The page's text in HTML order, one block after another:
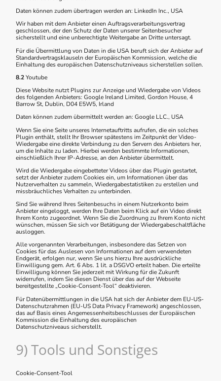
Daten können zudem übertragen werden an: LinkedIn Inc., USA
Wir haben mit dem Anbieter einen Auftragsverarbeitungsvertrag
geschlossen, der den Schutz der Daten unserer Seitenbesucher
sicherstellt und eine unberechtigte Weitergabe an Dritte untersagt.
Für die Übermittlung von Daten in die USA beruft sich der Anbieter auf
Standardvertragsklauseln der Europäischen Kommission, welche die
Einhaltung des europäischen Datenschutzniveaus sicherstellen sollen.
8.2Youtube
Diese Website nutzt Plugins zur Anzeige und Wiedergabe von Videos
des folgenden Anbieters: Google Ireland Limited, Gordon House, 4
Barrow St, Dublin, D04 E5W5, Irland
Daten können zudem übermittelt werden an: Google LLC., USA
Wenn Sie eine Seite unseres Internetauftritts aufrufen, die ein solches
Plugin enthält, stellt Ihr Browser spätestens im Zeitpunkt der Video-
Wiedergabe eine direkte Verbindung zu den Servern des Anbieters her,
um die Inhalte zu laden. Hierbei werden bestimmte Informationen,
einschließlich Ihrer IP-Adresse, an den Anbieter übermittelt.
Wird die Wiedergabe eingebetteter Videos über das Plugin gestartet,
setzt der Anbieter zudem Cookies ein, um Informationen über das
Nutzerverhalten zu sammeln, Wiedergabestatistiken zu erstellen und
missbräuchliches Verhalten zu unterbinden.
Sind Sie während Ihres Seitenbesuchs in einem Nutzerkonto beim
Anbieter eingeloggt, werden Ihre Daten beim Klick auf ein Video direkt
Ihrem Konto zugeordnet. Wenn Sie die Zuordnung zu Ihrem Konto nicht
wünschen, müssen Sie sich vor Betätigung der Wiedergabeschaltfläche
ausloggen.
Alle vorgenannten Verarbeitungen, insbesondere das Setzen von
Cookies für das Auslesen von Informationen auf dem verwendeten
Endgerät, erfolgen nur, wenn Sie uns hierzu Ihre ausdrückliche
Einwilligung gem. Art. 6 Abs. 1 lit. a DSGVO erteilt haben. Die erteilte
Einwilligung können Sie jederzeit mit Wirkung für die Zukunft
widerrufen, indem Sie diesen Dienst über das auf der Webseite
bereitgestellte „Cookie-Consent-Tool“ deaktivieren.
Für Datenübermittlungen in die USA hat sich der Anbieter dem EU-US-
Datenschutzrahmen (EU-US Data Privacy Framework) angeschlossen,
das auf Basis eines Angemessenheitsbeschlusses der Europäischen
Kommission die Einhaltung des europäischen
Datenschutzniveaus sicherstellt.
9) Tools und Sonstiges
Cookie-Consent-Tool